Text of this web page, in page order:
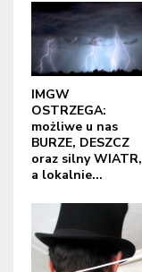
IMGW
OSTRZEGA:
możliwe u nas
BURZE, DESZCZ
oraz silny WIATR,
a lokalnie...